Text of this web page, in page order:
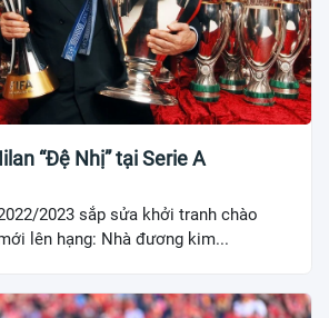
“Đệ Nhị” tại Serie A
2023 sắp sửa khởi tranh chào
lên hạng: Nhà đương kim...